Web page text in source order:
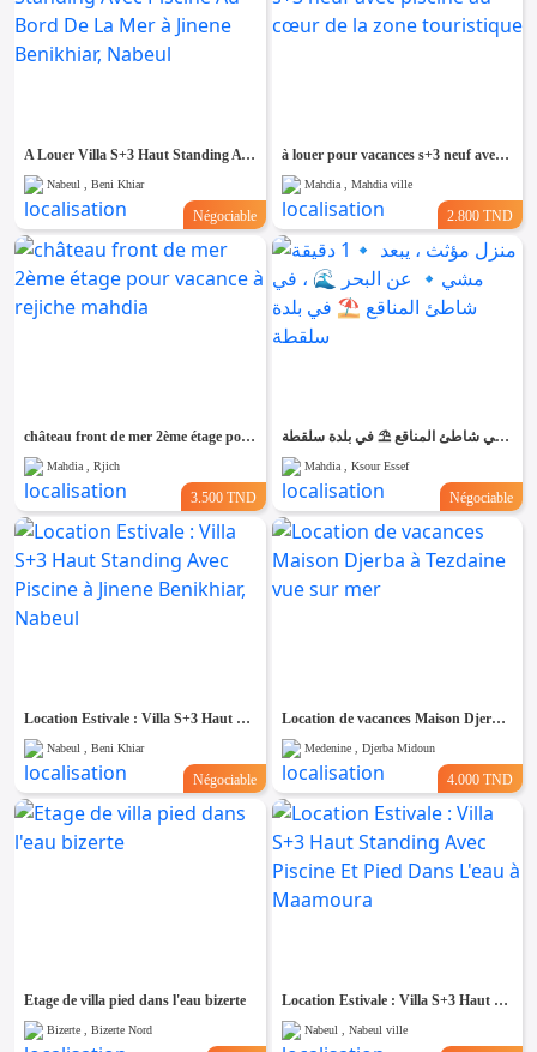
A Louer Villa S+3 Haut Standing Avec Piscine Au Bord De La Mer à Jinene Benikhiar, Nabeul
Nabeul , Beni Khiar
Négociable
à louer pour vacances s+3 neuf avec piscine au cœur de la zone touristique
Mahdia , Mahdia ville
2.800 TND
château front de mer 2ème étage pour vacance à rejiche mahdia
Mahdia , Rjich
3.500 TND
منزل مؤثث ، يبعد 🔹1 دقيقة مشي🔹 عن البحر 🌊 ، في شاطئ المناقع ⛱️ في بلدة سلقطة
Mahdia , Ksour Essef
Négociable
Location Estivale : Villa S+3 Haut Standing Avec Piscine à Jinene Benikhiar, Nabeul
Nabeul , Beni Khiar
Négociable
Location de vacances Maison Djerba à Tezdaine vue sur mer
Medenine , Djerba Midoun
4.000 TND
Etage de villa pied dans l'eau bizerte
Bizerte , Bizerte Nord
Location Estivale : Villa S+3 Haut Standing Avec Piscine Et Pied Dans L'eau à Maamoura
Nabeul , Nabeul ville